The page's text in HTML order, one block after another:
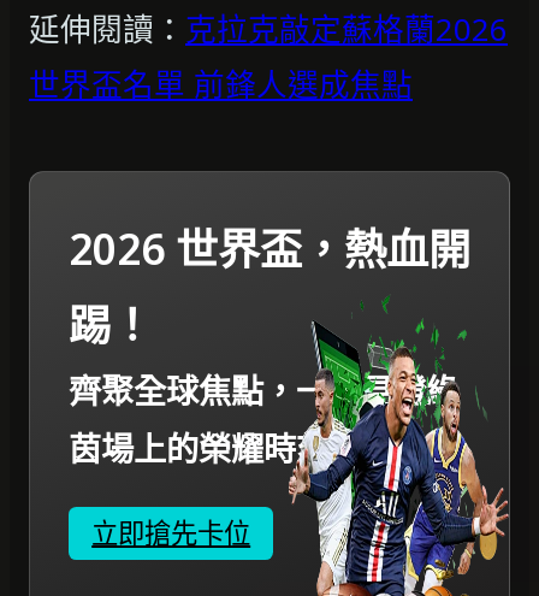
延伸閱讀： 克拉克敲定蘇格蘭2026
世界盃名單 前鋒人選成焦點
2026 世界盃，熱血開
踢！
齊聚全球焦點，一起見證綠
茵場上的榮耀時刻。
立即搶先卡位